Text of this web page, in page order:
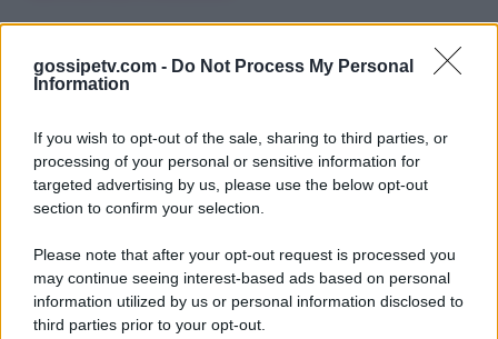
gossipetv.com - Do Not Process My Personal
Information
If you wish to opt-out of the sale, sharing to third parties, or
processing of your personal or sensitive information for
targeted advertising by us, please use the below opt-out
section to confirm your selection.
Please note that after your opt-out request is processed you
may continue seeing interest-based ads based on personal
information utilized by us or personal information disclosed to
third parties prior to your opt-out.
Gossip e TV è un sito di MASTE S.r.l.
viale Luigi Majno n. 21 - 20129 Milano (MI)
P.Iva 10909580960